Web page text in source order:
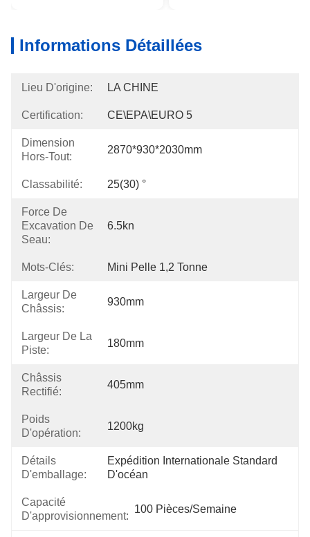
Informations Détaillées
Lieu D'origine: LA CHINE
Certification: CE\EPA\EURO 5
Dimension
Hors-Tout:
2870*930*2030mm
Classabilité: 25(30) °
Force De
Excavation De
Seau:
6.5kn
Mots-Clés: Mini Pelle 1,2 Tonne
Largeur De
Châssis:
930mm
Largeur De La
Piste:
180mm
Châssis
Rectifié:
405mm
Poids
D'opération:
1200kg
Détails
D'emballage:
Expédition Internationale Standard
D'océan
Capacité
D'approvisionnement:
100 Pièces/semaine